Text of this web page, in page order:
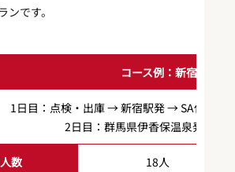
ンです。
コース例：新宿駅か
1日目：点検・出庫 → 新宿駅発 → SA休憩
2日目：群馬県伊香保温泉発 →
数 18人